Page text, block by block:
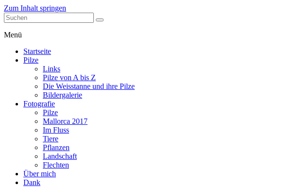
Zum Inhalt springen
Menü
Startseite
Pilze
Links
Pilze von A bis Z
Die Weisstanne und ihre Pilze
Bildergalerie
Fotografie
Pilze
Mallorca 2017
Im Fluss
Tiere
Pflanzen
Landschaft
Flechten
Über mich
Dank